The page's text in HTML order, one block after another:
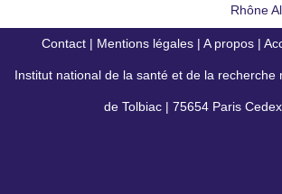
Rhône
Contact | Mentions légales | A propos |
conforme)
Institut national de la santé et de la recherche
de Tolbiac | 75654 Paris